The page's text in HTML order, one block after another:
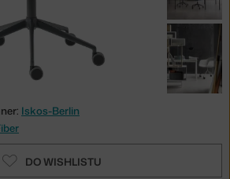
Iskos-Berlin
DO WISHLISTU